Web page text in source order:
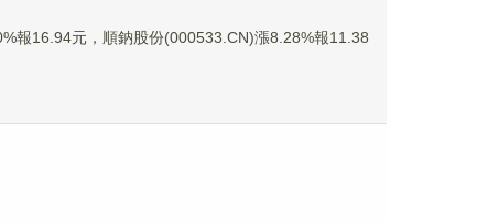
報16.94元，順鈉股份(000533.CN)漲8.28%報11.38